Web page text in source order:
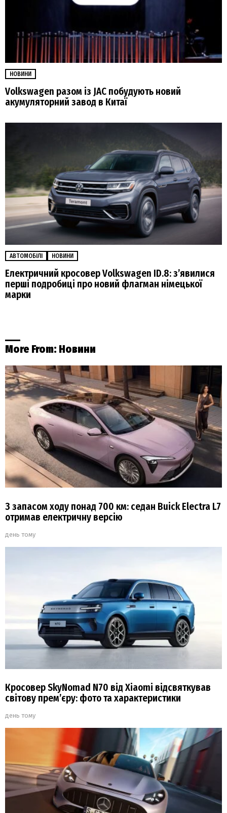
НОВИНИ
Volkswagen разом із JAC побудують новий
акумуляторний завод в Китаї
АВТОМОБІЛІ НОВИНИ
Електричний кросовер Volkswagen ID.8: з’явилися
перші подробиці про новий флагман німецької
марки
More From: Новини
З запасом ходу понад 700 км: седан Buick Electra L7
отримав електричну версію
день тому
Кросовер SkyNomad N70 від Xiaomi відсвяткував
світову прем’єру: фото та характеристики
день тому